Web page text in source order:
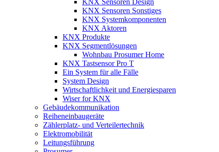
KNX Sensoren Sonstiges
KNX Systemkomponenten
KNX Aktoren
KNX Produkte
KNX Segmentlösungen
Wohnbau Prosumer Home
KNX Tastsensor Pro T
Ein System für alle Fälle
System Design
Wirtschaftlichkeit und Energiesparen
Wiser for KNX
Gebäudekommunikation
Reiheneinbaugeräte
Zählerplatz- und Verteilertechnik
Elektromobilität
Leitungsführung